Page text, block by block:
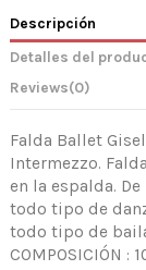
Descripción
Detalles del
Reviews(0)
Falda Ballet
Intermezzo.
en la espalda.
todo tipo de
todo tipo de
COMPOSICIÓN :